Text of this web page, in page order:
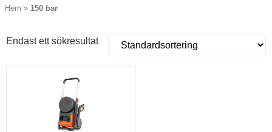
Hem » 150 bar
Endast ett sökresultat